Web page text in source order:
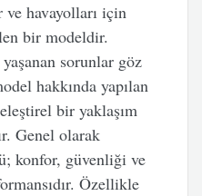
ve havayolları için
bir modeldir.
sorunlar göz
hakkında yapılan
bir yaklaşım
Genel olarak
konfor, güvenliği ve
Özellikle